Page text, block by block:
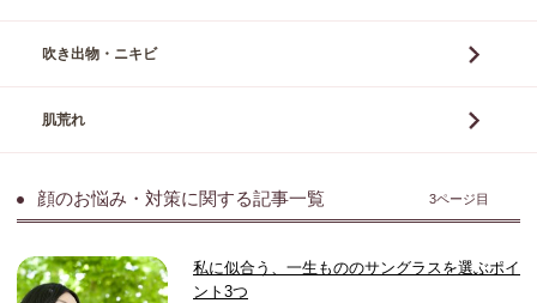
吹き出物・ニキビ
肌荒れ
顔のお悩み・対策に関する記事一覧 3ページ目
私に似合う、一生もののサングラスを選ぶポイ
ント3つ